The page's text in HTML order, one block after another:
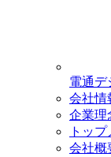
電通デ
会社情
企業理
トッ
会社概